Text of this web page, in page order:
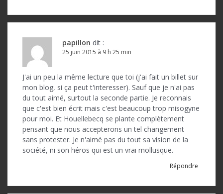
a
papillon dit :
25 juin 2015 à 9 h 25 min
J'ai un peu la même lecture que toi (j'ai fait un billet sur
mon blog, si ça peut t'interesser). Sauf que je n'ai pas
du tout aimé, surtout la seconde partie. Je reconnais
que c'est bien écrit mais c'est beaucoup trop misogyne
pour moi. Et Houellebecq se plante complètement
pensant que nous accepterons un tel changement
sans protester. Je n'aimé pas du tout sa vision de la
société, ni son héros qui est un vrai mollusque.
Répondre